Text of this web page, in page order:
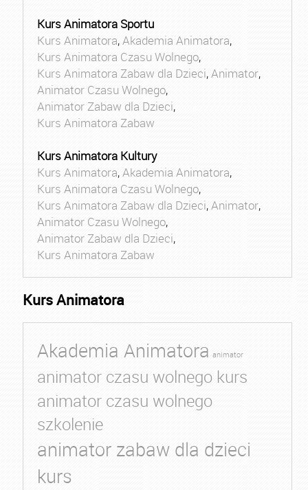
Kurs Animatora Sportu
Kurs Animatora,Akademia Animatora,
Kurs Animatora Czasu Wolnego,
Kurs Animatora Zabaw dla Dzieci,Animator,
Animator Czasu Wolnego,
Animator Zabaw dla Dzieci,
Kurs Animatora Zabaw
Kurs Animatora Kultury
Kurs Animatora,Akademia Animatora,
Kurs Animatora Czasu Wolnego,
Kurs Animatora Zabaw dla Dzieci,Animator,
Animator Czasu Wolnego,
Animator Zabaw dla Dzieci,
Kurs Animatora Zabaw
Kurs Animatora
Akademia Animatora animator
animator czasu wolnego kurs
animator czasu wolnego
szkolenie
animator zabaw dla dzieci
kurs